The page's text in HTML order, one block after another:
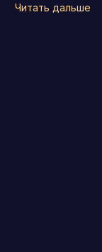
Читать дальше